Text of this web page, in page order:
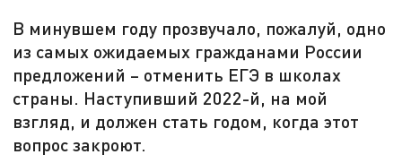
В минувшем году прозвучало, пожалуй, одно
из самых ожидаемых гражданами России
предложений – отменить ЕГЭ в школах
страны. Наступивший 2022-й, на мой
взгляд, и должен стать годом, когда этот
вопрос закроют.